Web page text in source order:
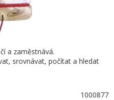
a zaměstnává.
srovnávat, počítat a hledat
1000877